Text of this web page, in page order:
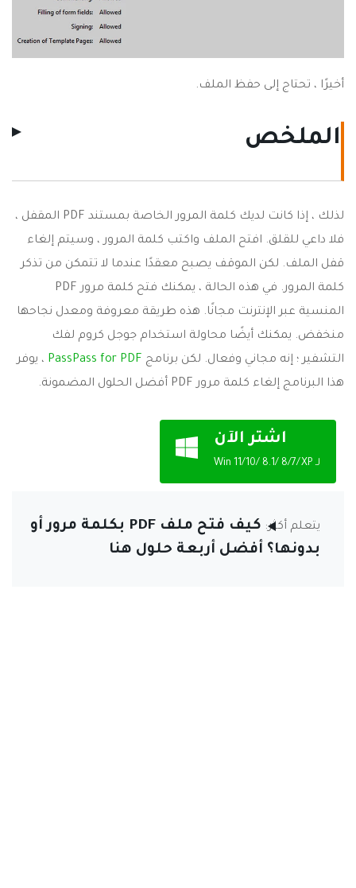
أخيرًا ، تحتاج إلى حفظ الملف.
الملخص
لذلك ، إذا كانت لديك كلمة المرور الخاصة بمستند PDF المقفل ،
فلا داعي للقلق. افتح الملف واكتب كلمة المرور ، وسيتم إلغاء
قفل الملف. لكن الموقف يصبح معقدًا عندما لا تتمكن من تذكر
كلمة المرور. في هذه الحالة ، يمكنك فتح كلمة مرور PDF
المنسية عبر الإنترنت مجانًا. هذه طريقة معروفة ومعدل نجاحها
منخفض. يمكنك أيضًا محاولة استخدام جوجل كروم لفك
التشفير ؛ إنه مجاني وفعال. لكن برنامج PassPass for PDF ، يوفر
هذا البرنامج إلغاء كلمة مرور PDF أفضل الحلول المضمونة.
اشتر الآن
لـ Win 11/10/ 8.1/ 8/7/XP
يتعلم أكثر:
كيف فتح ملف PDF بكلمة مرور أو
بدونها؟ أفضل أربعة حلول هنا